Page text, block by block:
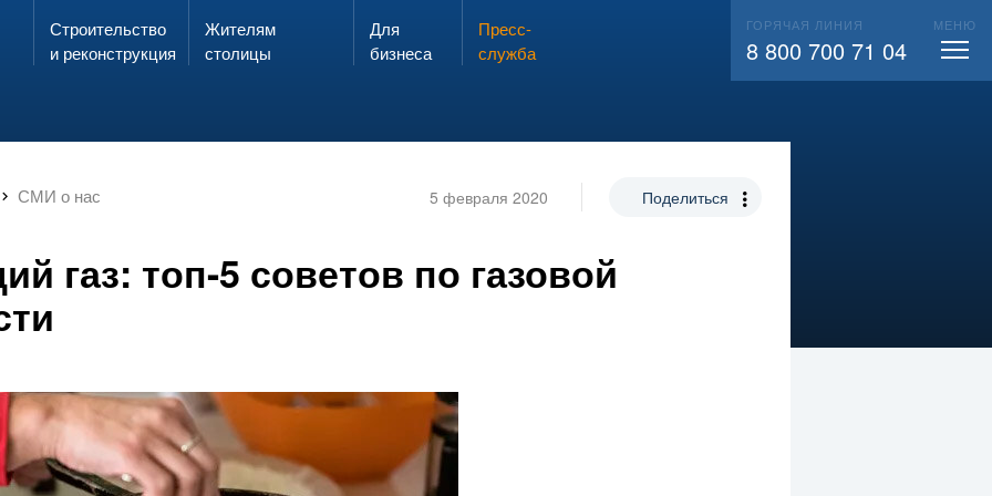
Запах газа?
ЗВОНИ 104 ВЫЗВАТЬ СЛЕСАРЯ
Строительство
и реконструкция
Жителям
столицы
Для
бизнеса
Пресс-
служба
ГОРЯЧАЯ ЛИНИЯ
8 800 700 71 04
МЕНЮ
СМИ о нас 5 февраля 2020 Поделиться
газ: топ-5 советов по газовой